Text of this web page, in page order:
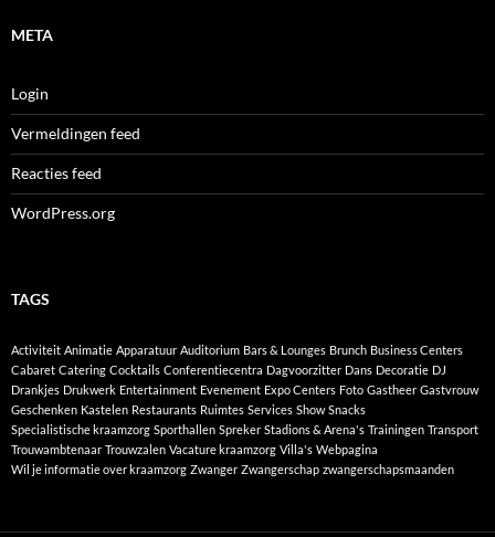
META
Login
Vermeldingen feed
Reacties feed
WordPress.org
TAGS
Activiteit Animatie Apparatuur Auditorium Bars & Lounges Brunch Business Centers
Cabaret Catering Cocktails Conferentiecentra Dagvoorzitter Dans Decoratie DJ
Drankjes Drukwerk Entertainment Evenement Expo Centers Foto Gastheer Gastvrouw
Geschenken Kastelen Restaurants Ruimtes Services Show Snacks
Specialistische kraamzorg Sporthallen Spreker Stadions & Arena's Trainingen Transport
Trouwambtenaar Trouwzalen Vacature kraamzorg Villa's Webpagina
Wil je informatie over kraamzorg Zwanger Zwangerschap zwangerschapsmaanden